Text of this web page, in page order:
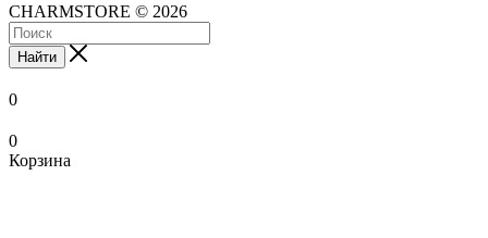
CHARMSTORE © 2026
Найти
0
0
Корзина